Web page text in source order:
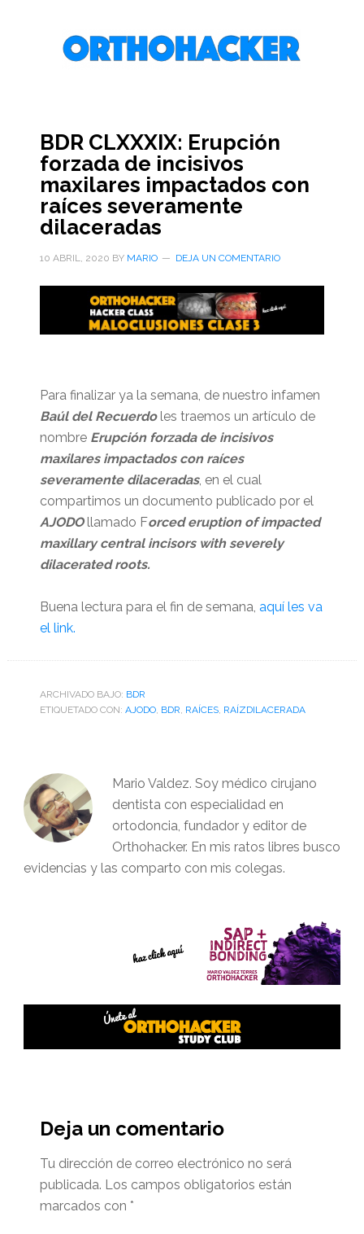
BDR CLXXXIX: Erupción
forzada de incisivos
maxilares impactados con
raíces severamente
dilaceradas
10 ABRIL, 2020 BY MARIO DEJA UN COMENTARIO
Para finalizar ya la semana, de nuestro infamen
Baúl del Recuerdoles traemos un artículo de
nombreErupción forzada de incisivos
maxilares impactados con raíces
severamente dilaceradas, en el cual
compartimos un documento publicado por el
AJODOllamado Forced eruption of impacted
maxillary central incisors with severely
dilacerated roots.
Buena lectura para el fin de semana, aquí les va
el link.
ARCHIVADO BAJO: BDR
ETIQUETADO CON: AJODO, BDR RAÍCES, RAÍZDILACERADA
Mario Valdez. Soy médico cirujano
dentista con especialidad en
ortodoncia, fundador y editor de
Orthohacker. En mis ratos libres busco
evidencias y las comparto con mis colegas.
del
lector
Deja un comentario
Tu dirección de correo electrónico no será
publicada. Los campos obligatorios están
marcados con *